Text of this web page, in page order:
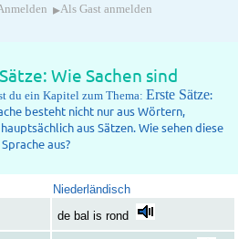
▸Als Gast anmelden
Wie Sachen sind
du ein Kapitel zum Thema: Erste Sätze:
besteht nicht nur aus Wörtern,
aus Sätzen. Wie sehen diese
aus?
Niederländisch
de bal is rond